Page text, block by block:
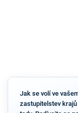
Jak se volí ve
zastupitelstev